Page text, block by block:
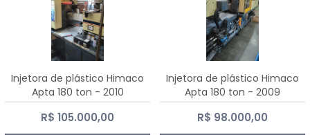
Injetora de plástico Himaco
Apta 180 ton - 2010
R$ 105.000,00
Injetora de plástico Himaco
Apta 180 ton - 2009
R$ 98.000,00